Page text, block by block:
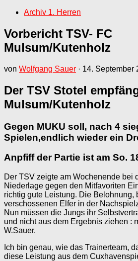
Archiv 1. Herren
Vorbericht TSV- FC
Mulsum/Kutenholz
von Wolfgang Sauer · 14. September
Der TSV Stotel
Mulsum/Kutenholz
Gegen MUKU soll, nach 4
Spielen,endlich wieder ein
Anpfiff der Partie ist am So.
Der TSV zeigte am Wochenende bei
Niederlage gegen den Mitfavoriten
richtig gute Leistung. Die Belohnung,
verschossenen Elfer in der
Nun müssen die Jungs ihr
und nicht aus dem Ergebnis ziehen :
W.Sauer.
Ich bin genau, wie das Trainerteam,
diese Leistung aus dem